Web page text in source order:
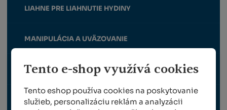
Tento e-shop využívá cookies
Tento eshop používa cookies na poskytovanie
služieb, personalizáciu reklám a analyzácii
LIAHNE PRE LIAHNUTIE HYDINY
MANIPULÁCIA A UVÄZOVANIE
MINERÁLNE A SOĽNÉ LIZY
MLYNČEKY NA OBILIE